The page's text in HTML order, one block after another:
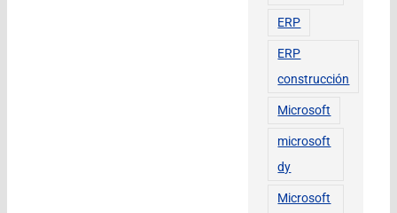
ERP
ERP
construcción
Microsoft
microsoft
dy
Microsoft